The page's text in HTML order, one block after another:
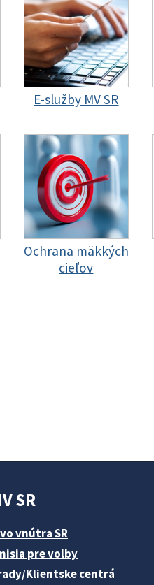
E-služby MV SR
Ochrana mäkkých
cieľov
SR
vnútra SR
pre volby
Klientske centrá